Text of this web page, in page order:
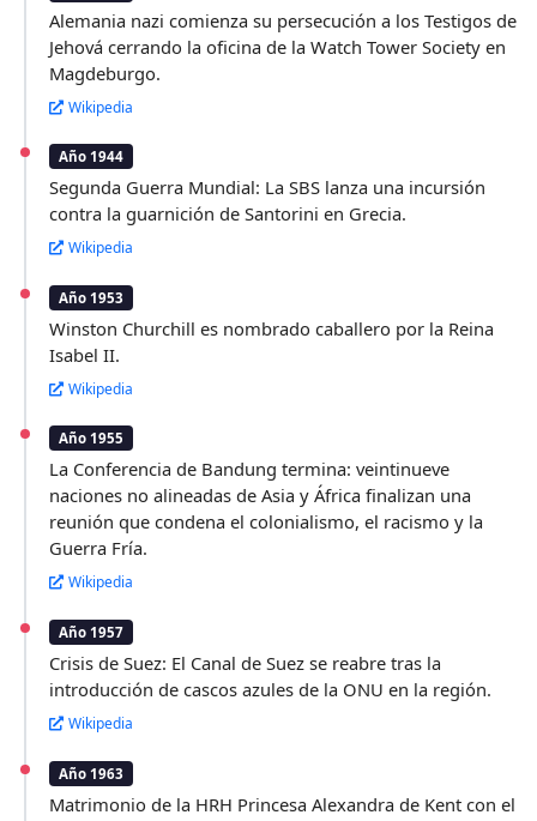
Alemania nazi comienza su persecución a los Testigos de
Jehová cerrando la oficina de la Watch Tower Society en
Magdeburgo.
Wikipedia
Año 1944
Segunda Guerra Mundial: La SBS lanza una incursión
contra la guarnición de Santorini en Grecia.
Wikipedia
Año 1953
Winston Churchill es nombrado caballero por la Reina
Isabel II.
Wikipedia
Año 1955
La Conferencia de Bandung termina: veintinueve
naciones no alineadas de Asia y África finalizan una
reunión que condena el colonialismo, el racismo y la
Guerra Fría.
Wikipedia
Año 1957
Crisis de Suez: El Canal de Suez se reabre tras la
introducción de cascos azules de la ONU en la región.
Wikipedia
Año 1963
Matrimonio de la HRH Princesa Alexandra de Kent con el